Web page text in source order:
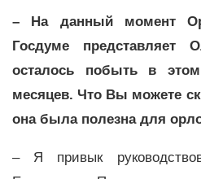
– На данный момент
Госдуме представляет
осталось побыть в
месяцев. Что Вы можете
она была полезна для
– Я привык